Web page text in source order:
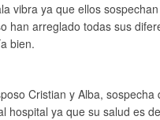
vibra ya que ellos
han arreglado todas sus
bien.
Cristian y Alba,
hospital ya que su salud es